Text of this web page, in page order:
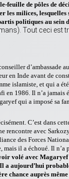
feuille de pôles de
milices, lesquelles
politiques au sein
Tout ceci est
d’ambassade
en Inde avant de
islamiste, et qui a
1986. Il n’a jamais
qui a imposé sa
C’est dans
rencontre avec
des Forces
mais il a échoué. Il
volé avec
a aujourd’hui
chance auprès même